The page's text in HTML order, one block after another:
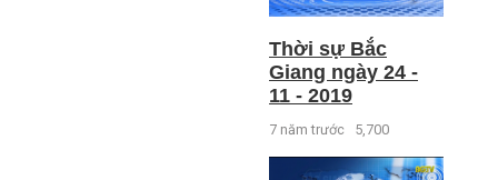
Thời sự Bắc
Giang ngày 24 -
11 - 2019
7 năm trước 5,700